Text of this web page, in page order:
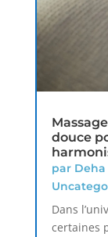
douce
par Deha
Dans
certaines